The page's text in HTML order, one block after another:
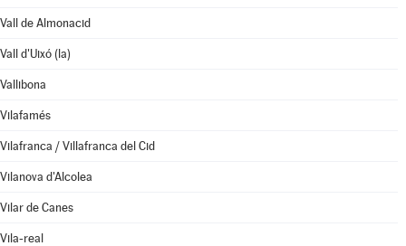
Vall de Almonacid
Vall d'Uixó (la)
Vallibona
Vilafamés
Vilafranca / Villafranca del Cid
Vilanova d'Alcolea
Vilar de Canes
Vila-real